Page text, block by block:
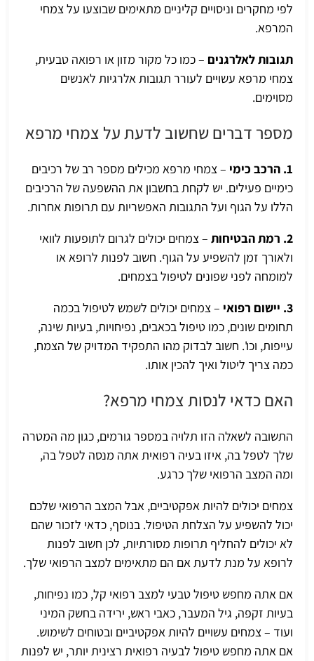
לפי מחקרים וניסויים קליניים מתאימים שבוצעו על צמחי
המרפא.
תגובות לאלרגנים – כמו כל מקור מזון או רפואה טבעית,
צמחי מרפא עשויים לעורר תגובות אלרגיות לאנשים
מסוימים.
מספר דברים שחשוב לדעת על צמחי מרפא
1. הרכב כימי
– צמחי מרפא מכילים מספר רב של רכיבים
כימיים פעילים. יש לקחת בחשבון את ההשפעה של הרכיבים
הללו על הגוף ועל התגובות האפשריות עם תרופות אחרות.
2. רמת הבטיחות
– צמחים יכולים לגרום לתופעות לוואי
ולאורך זמן להשפיע על הגוף. חשוב לפנות לרופא או
למומחה לפני שפונים לטיפול בצמחים.
3. יישום רפואי
– צמחים יכולים לשמש לטיפול בכמה
תחומים שונים, כמו טיפול בכאבים, נפיחויות, בעיות שינה,
עייפות, וכו'. חשוב לבדוק מהו התפקיד המדויק של הצמח,
כמה צריך ליטול ואיך להכין אותו.
האם כדאי לנסות צמחי מרפא?
התשובה לשאלה הזו תלויה במספר גורמים, כגון מה המטרה
שלך לטפל בה, איזו בעיה רפואית אתה מנסה לטפל בה,
ומה המצב הרפואי שלך כרגע.
צמחים יכולים להיות אפקטיביים, אבל המצב הרפואי שלכם
יכול להשפיע על הצלחת הטיפול. בנוסף, כדאי לזכור שהם
לא יכולים להחליף תרופות מסורתיות, לכן חשוב לפנות
לרופא על מנת לדעת אם הם מתאימים למצב הרפואי שלך.
אם אתה מחפש טיפול טבעי למצב רפואי קל, כמו נפיחות,
בעיות זקפה, גיל המעבר, כאבי ראש, ירידה בחשק המיני
ועוד – צמחים עשויים להיות אפקטיביים ובטוחים לשימוש.
אם אתה מחפש טיפול לבעיה רפואית רצינית יותר, יש לפנות